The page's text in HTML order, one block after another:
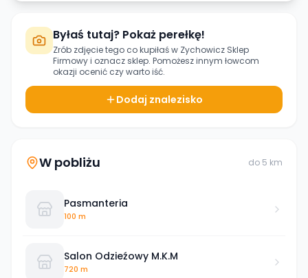
Byłaś tutaj? Pokaż perełkę!
Zrób zdjęcie tego co kupiłaś w Zychowicz Sklep
Firmowyi oznacz sklep. Pomożesz innym łowcom
okazji ocenić czy warto iść.
Dodaj znalezisko
W pobliżu do 5 km
Pasmanteria
100 m
Salon Odzieźowy M.K.M
720 m